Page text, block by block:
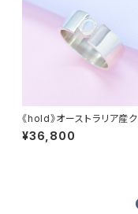
《hold》オーストラリア産
タルオパール・平打ちリング
¥36,800